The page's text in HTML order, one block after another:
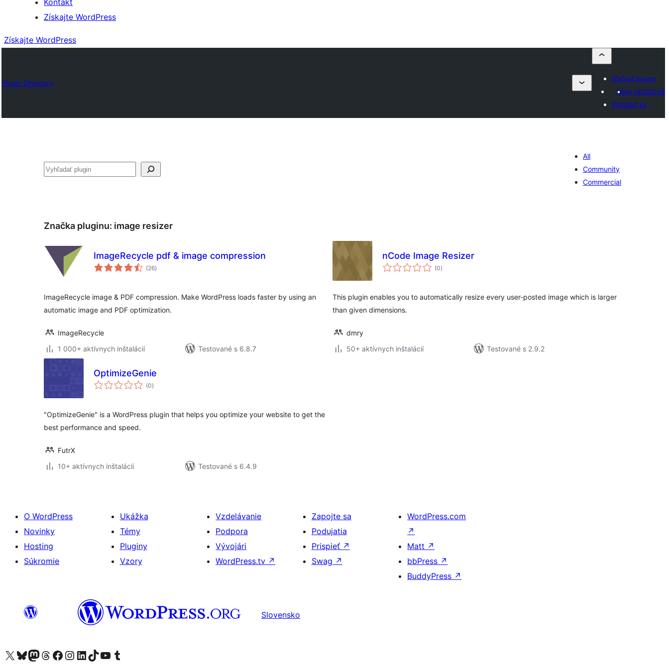
Kontakt
Získajte WordPress
Získajte WordPress
Plugin Directory
Nahrať plugin
Moje obľúbené
Prihlásiť sa
Hľadať
All
Community
Commercial
Značka pluginu: image resizer
ImageRecycle pdf & image compression
(26celkové
hodnotenie
)
ImageRecycle image & PDF compression. Make WordPress loads faster by using an
automatic image and PDF optimization.
ImageRecycle
1 000+ aktívnych inštalácií
Testované s 6.8.7
nCode Image Resizer
(0celkové
hodnotenie
)
This plugin enables you to automatically resize every user-posted image which is larger
than given dimensions.
dmry
50+ aktívnych inštalácií
Testované s 2.9.2
OptimizeGenie
(0celkové
hodnotenie
)
"OptimizeGenie" is a WordPress plugin that helps you optimize your website to get the
best performance and speed.
FutrX
10+ aktívnych inštalácií
Testované s 6.4.9
O WordPress
Novinky
Hosting
Súkromie
Ukážka
Témy
Pluginy
Vzory
Vzdelávanie
Podpora
Vývojári
WordPress.tv ↗
Zapojte sa
Podujatia
Prispieť ↗
Swag ↗
WordPress.com
↗
Matt ↗
bbPress ↗
BuddyPress ↗
Slovensko
Navštívte náš účet na X (predtým Twitter)
Navštívte náš účet na platforme Bluesky
Navštívte náš účet na Mastodone
Navštívte náš účet na platforme Threads
Navštívte našu stránku na Facebooku
Navštívte náš účet Instagram
Navštívte náš účet LinkedIn
Navštívte náš účet na platforme TikTok
Navštívte náš kanál YouTube
Navštívte náš účet na platforme Tumblr